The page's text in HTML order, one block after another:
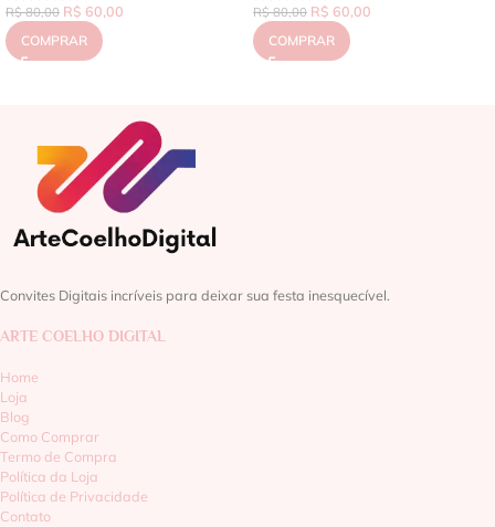
R$80,00 R$ 60,00
COMPRAR
R$80,00 R$ 60,00
COMPRAR
Convites Digitais incríveis para deixar sua festa inesquecível.
ARTE COELHO DIGITAL
Home
Loja
Blog
Como Comprar
Termo de Compra
Política da Loja
Política de Privacidade
Contato